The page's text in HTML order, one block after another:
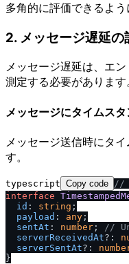
多角的に評価できるよう
2. メッセージ遅延の
メッセージ遅延は、エ
測定する必要があります
メッセージにタイムス
メッセージ送信時にタ
す。
typescript Copy code / /
interface
id : string ;
payload : any ;
sentAt : number ; / /
serverReceivedAt?:
serverSentAt?:
}